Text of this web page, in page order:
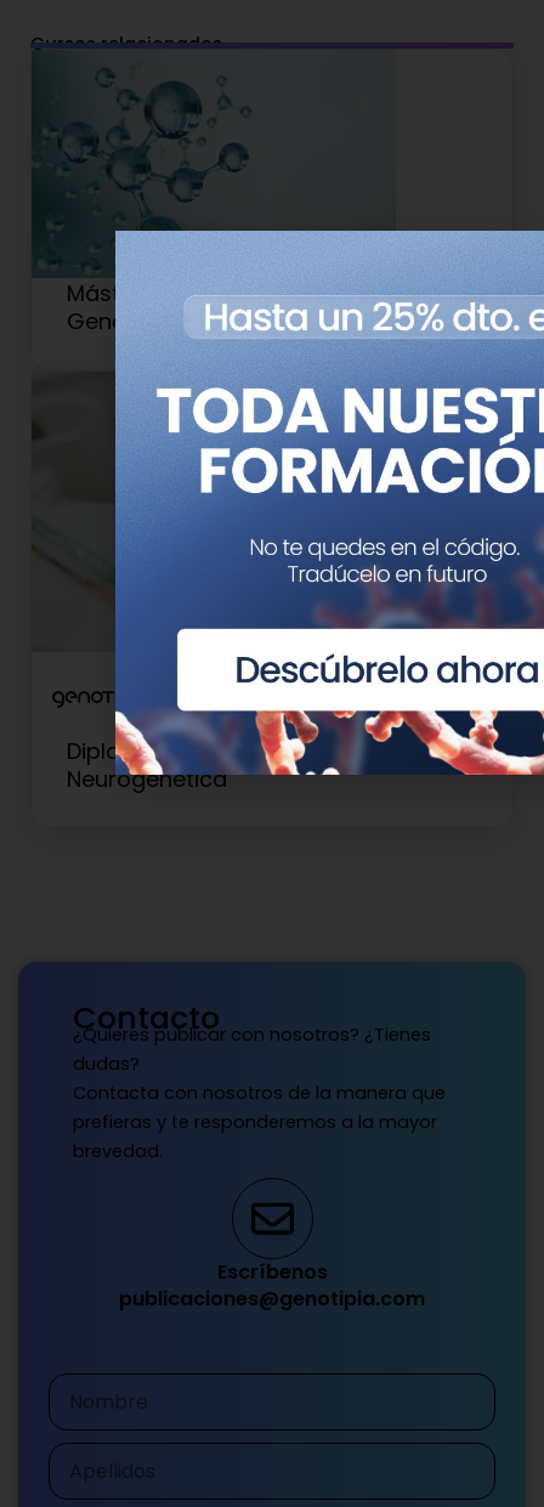
Cursos relacionados
Máster en Medicina de Precisión y
Genética Clínica
Diploma de Experto en
Neurogenética
Contacto
¿Quieres publicar con nosotros? ¿Tienes
dudas?
Contacta con nosotros de la manera que
prefieras y te responderemos a la mayor
brevedad.
Escríbenos
publicaciones@genotipia.com
Nombre
Apellidos